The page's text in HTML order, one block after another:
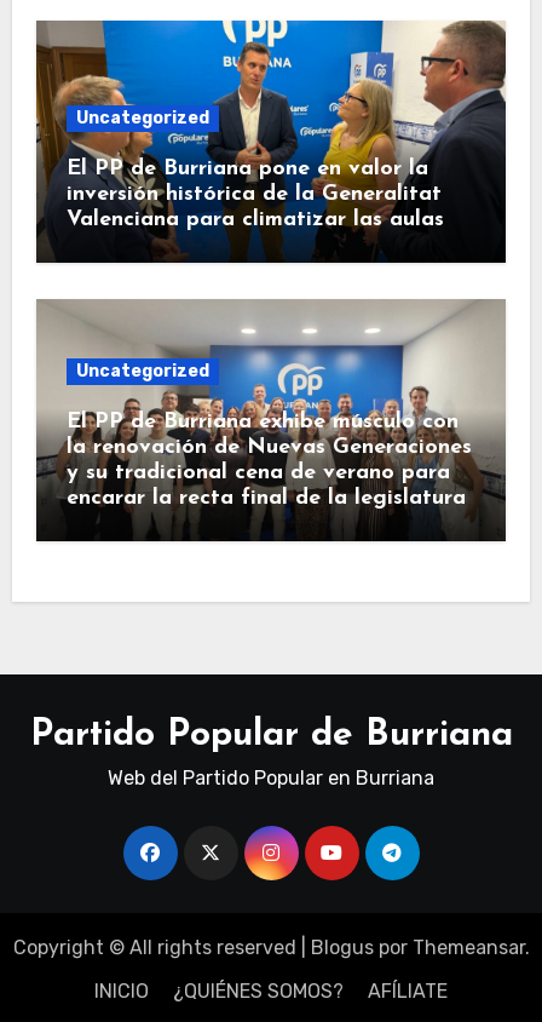
Uncategorized
El PP de Burriana pone en valor la
inversión histórica de la Generalitat
Valenciana para climatizar las aulas
Uncategorized
El PP de Burriana exhibe músculo con
la renovación de Nuevas Generaciones
y su tradicional cena de verano para
encarar la recta final de la legislatura
Partido Popular de Burriana
Web del Partido Popular en Burriana
Copyright © All rights reserved Bloguspor Themeansar.
INICIO
¿QUIÉNES SOMOS? AFÍLIATE